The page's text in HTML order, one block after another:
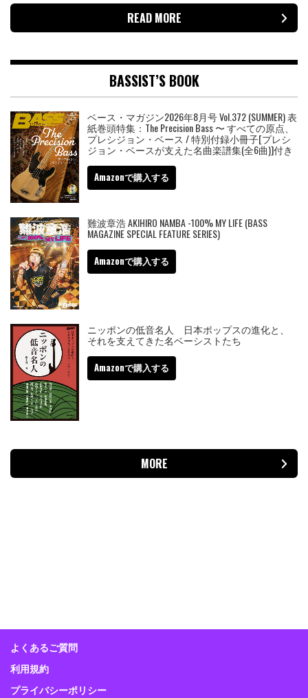
READ MORE
BASSIST’S BOOK
ベース・マガジン2026年8月号 Vol.372 (SUMMER) 表
紙巻頭特集：The Precision Bass 〜 すべての原点、
プレシジョン・ベース / 特別付録小冊子[プレシ
ジョン・ベースが支えた名曲楽譜集(全6曲)]付き
Amazonで購入する
難波章浩 AKIHIRO NAMBA -100% MY LIFE (BASS
MAGAZINE SPECIAL FEATURE SERIES)
Amazonで購入する
ニッポンの低音名人 日本ポップスの進化と、
それを支えてきた名ベーシストたち
Amazonで購入する
MORE
よくあるご質問
利用規約
プライバシーポリシー